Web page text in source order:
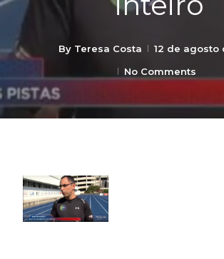
By Teresa Costa
12 de agosto
No Comments